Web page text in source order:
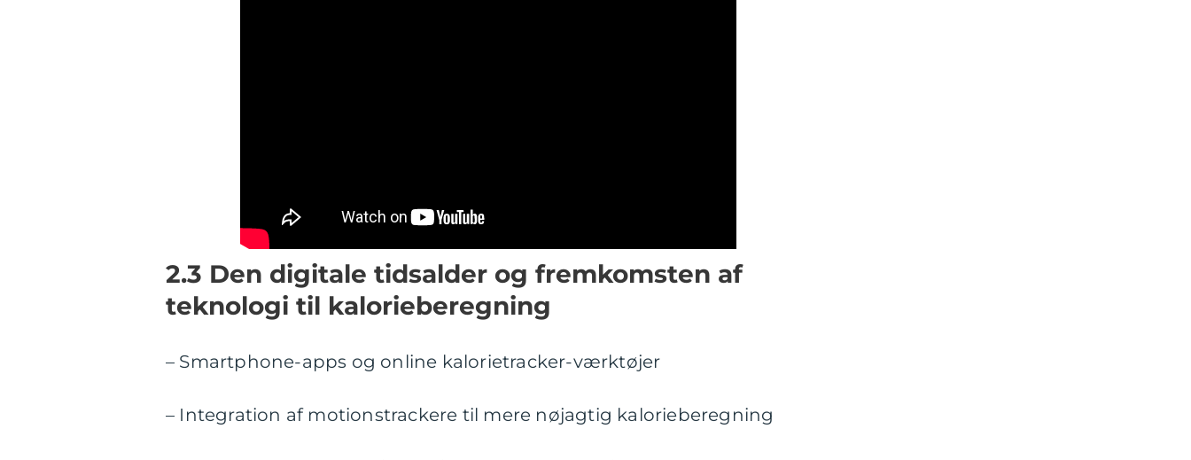
2.3 Den digitale tidsalder og fremkomsten af
teknologi til kalorieberegning
– Smartphone-apps og online kalorietracker-værktøjer
– Integration af motionstrackere til mere nøjagtig kalorieberegning